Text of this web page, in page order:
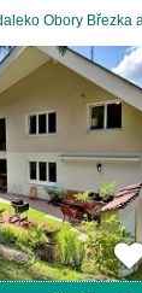
Obory Březka